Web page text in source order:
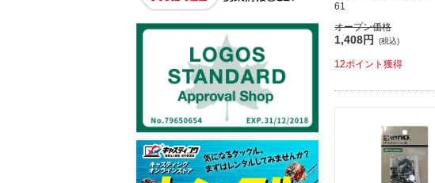
61
オープン価格
1,408円 (税込)
12ポイント獲得